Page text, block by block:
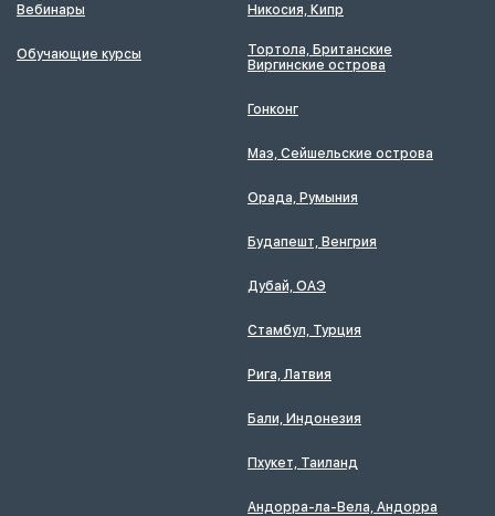
Вебинары
Обучающие курсы
Никосия, Кипр
Тортола, Британские
Виргинские острова
Гонконг
Маэ, Сейшельские острова
Орада, Румыния
Будапешт, Венгрия
Дубай, ОАЭ
Стамбул, Турция
Рига, Латвия
Бали, Индонезия
Пхукет, Таиланд
Андорра-ла-Вела, Андорра